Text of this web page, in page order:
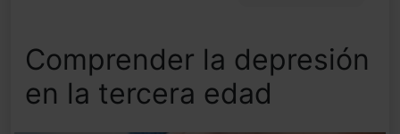
Comprender la depresión
en la tercera edad